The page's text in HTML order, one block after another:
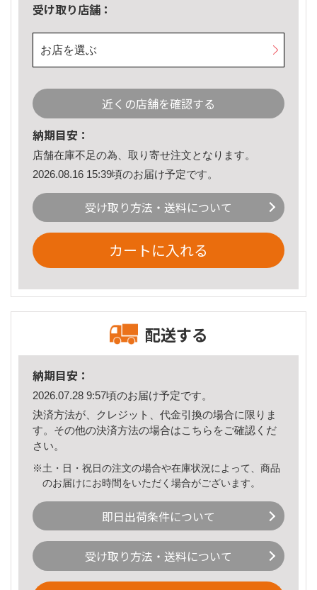
受け取り店舗：
お店を選ぶ
近くの店舗を確認する
納期目安：
店舗在庫不足の為、取り寄せ注文となります。
2026.08.16 15:39頃のお届け予定です。
受け取り方法・送料について
カートに入れる
配送する
納期目安：
2026.07.28 9:57頃のお届け予定です。
決済方法が、クレジット、代金引換の場合に限りま
す。その他の決済方法の場合はこちら をご確認くだ
さい。
※土・日・祝日の注文の場合や在庫状況によって、商品
のお届けにお時間をいただく場合がございます。
即日出荷条件について
受け取り方法・送料について